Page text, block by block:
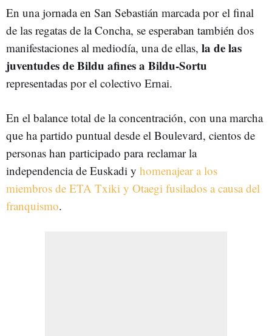
En una jornada en San Sebastián marcada por el final
de las regatas de la Concha, se esperaban también dos
manifestaciones al mediodía, una de ellas, la de las
juventudes de Bildu afines a Bildu-Sortu
representadas por el colectivo Ernai.
En el balance total de la concentración, con una marcha
que ha partido puntual desde el Boulevard, cientos de
personas han participado para reclamar la
independencia de Euskadi y homenajear a los
miembros de ETA Txiki y Otaegi fusilados a causa del
franquismo.